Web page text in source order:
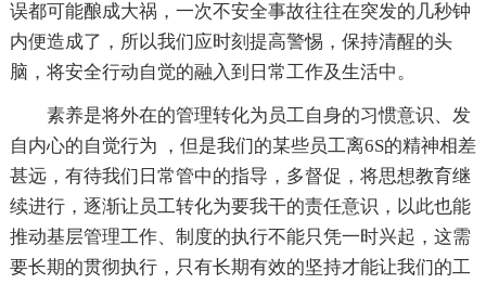
误都可能酿成大祸，一次不安全事故往往在突发的几秒钟
内便造成了，所以我们应时刻提高警惕，保持清醒的头
脑，将安全行动自觉的融入到日常工作及生活中。
素养是将外在的管理转化为员工自身的习惯意识、发
自内心的自觉行为 ，但是我们的某些员工离6S的精神相差
甚远，有待我们日常管中的指导，多督促，将思想教育继
续进行，逐渐让员工转化为要我干的责任意识，以此也能
推动基层管理工作、制度的执行不能只凭一时兴起，这需
要长期的贯彻执行，只有长期有效的坚持才能让我们的工